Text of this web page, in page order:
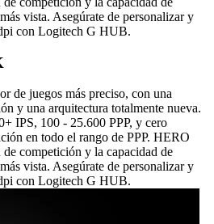
vista. Asegúrate de personalizar y
con Logitech G HUB.
de juegos más preciso, con una
y una arquitectura totalmente nueva.
IPS, 100 - 25.600 PPP, y cero
en todo el rango de PPP. HERO
competición y la capacidad de
vista. Asegúrate de personalizar y
con Logitech G HUB.